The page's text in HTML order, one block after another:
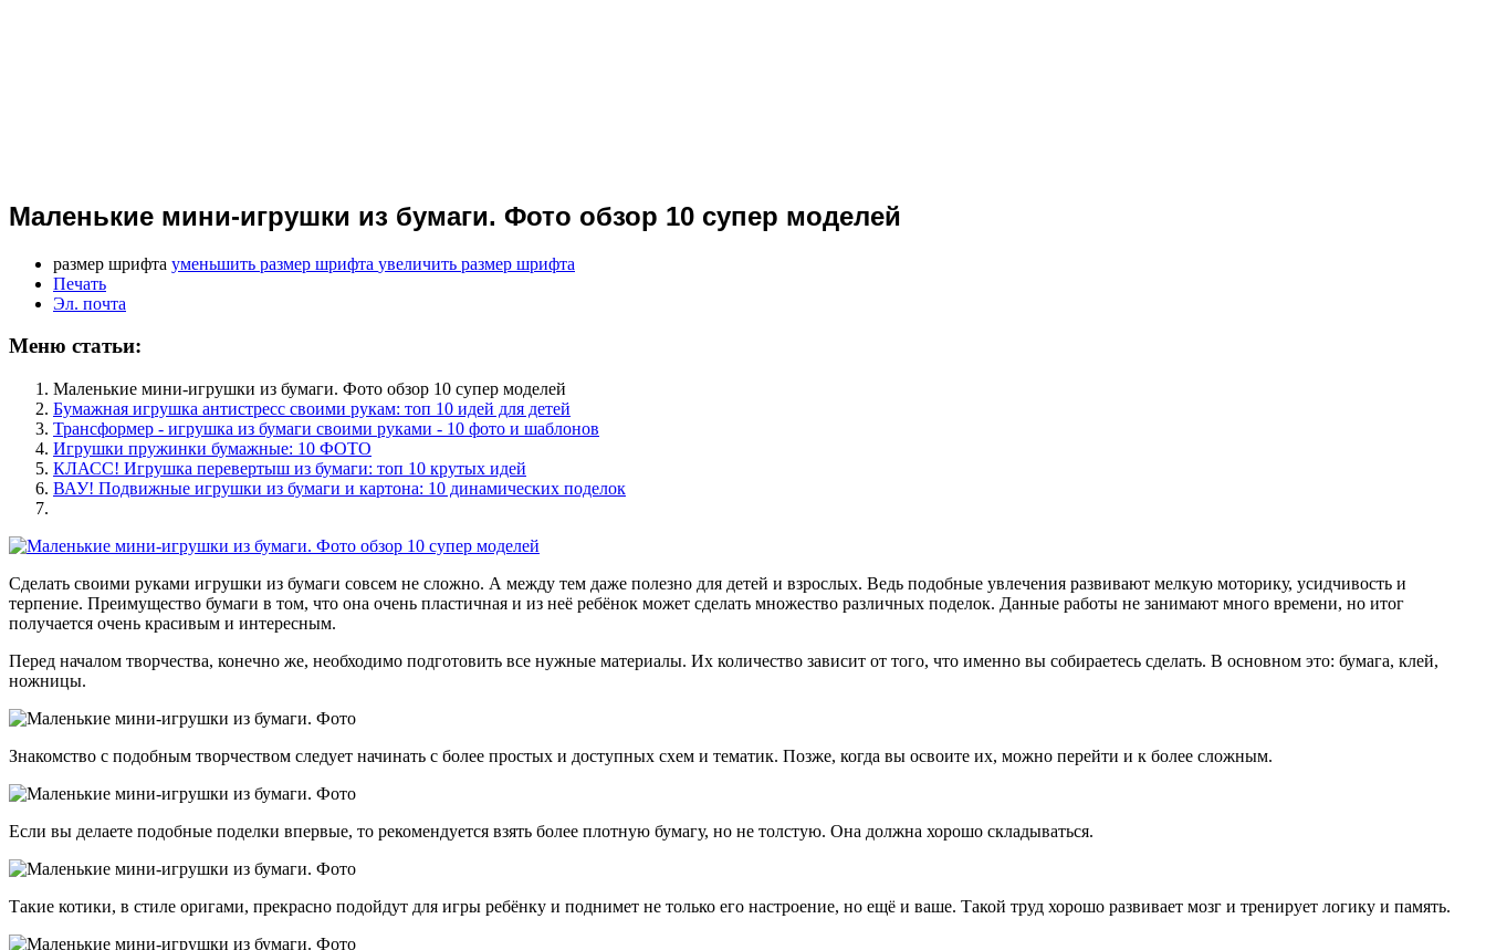
Маленькие мини-игрушки из бумаги. Фото обзор 10 супер моделей
размер шрифта уменьшить размер шрифта увеличить размер шрифта
Печать
Эл. почта
Меню статьи:
Маленькие мини-игрушки из бумаги. Фото обзор 10 супер моделей
Бумажная игрушка антистресс своими рукам: топ 10 идей для детей
Трансформер - игрушка из бумаги своими руками - 10 фото и шаблонов
Игрушки пружинки бумажные: 10 ФОТО
КЛАСС! Игрушка перевертыш из бумаги: топ 10 крутых идей
ВАУ! Подвижные игрушки из бумаги и картона: 10 динамических поделок
Сделать своими руками игрушки из бумаги совсем не сложно. А между тем даже полезно для детей и взрослых. Ведь подобные увлечения развивают мелкую моторику, усидчивость и
терпение. Преимущество бумаги в том, что она очень пластичная и из неё ребёнок может сделать множество различных поделок. Данные работы не занимают много времени, но итог
получается очень красивым и интересным.
Перед началом творчества, конечно же, необходимо подготовить все нужные материалы. Их количество зависит от того, что именно вы собираетесь сделать. В основном это: бумага, клей,
ножницы.
Знакомство с подобным творчеством следует начинать с более простых и доступных схем и тематик. Позже, когда вы освоите их, можно перейти и к более сложным.
Если вы делаете подобные поделки впервые, то рекомендуется взять более плотную бумагу, но не толстую. Она должна хорошо складываться.
Такие котики, в стиле оригами, прекрасно подойдут для игры ребёнку и поднимет не только его настроение, но ещё и ваше. Такой труд хорошо развивает мозг и тренирует логику и память.